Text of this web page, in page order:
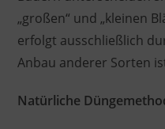
„großen“ und „kleinen
erfolgt ausschließlich
Anbau anderer Sorten
Natürliche